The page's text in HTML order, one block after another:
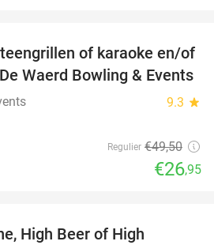
46%
of karaoke en/of
Waerd Bowling & Events
9.3 star
Regulier €49,50
€26,95
High Beer of High